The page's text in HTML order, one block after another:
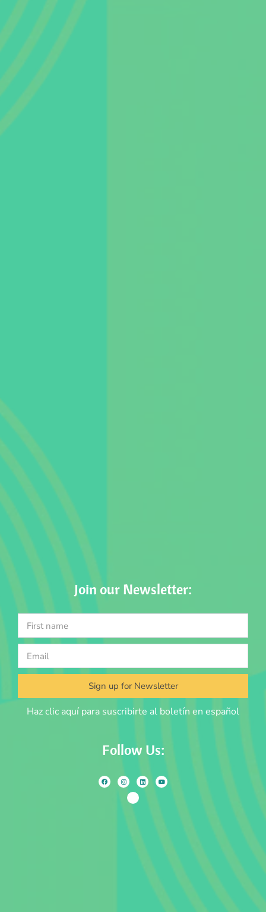
Join our Newsletter:
Sign up for Newsletter
Haz clic aquí para suscribirte al boletín en español
Follow Us: